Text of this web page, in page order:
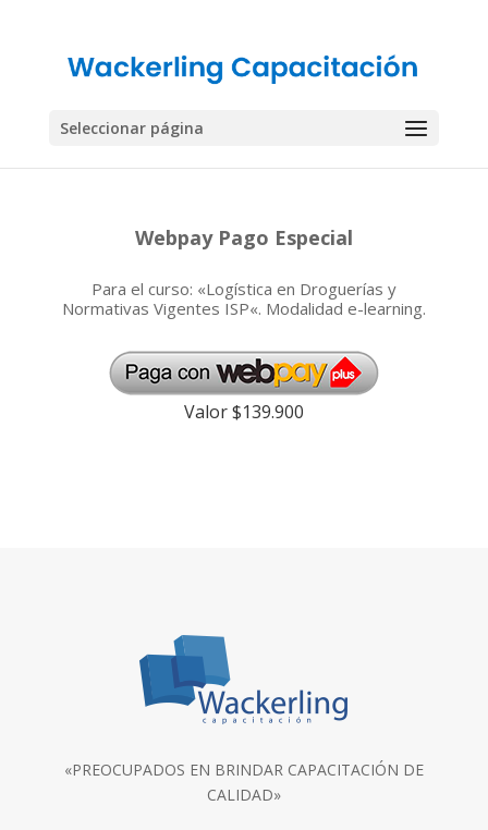
Seleccionar página
Webpay Pago Especial
Para el curso: «Logística en Droguerías y
Normativas Vigentes ISP«. Modalidad e-learning.
Valor $139.900
«PREOCUPADOS EN BRINDAR CAPACITACIÓN DE
CALIDAD»